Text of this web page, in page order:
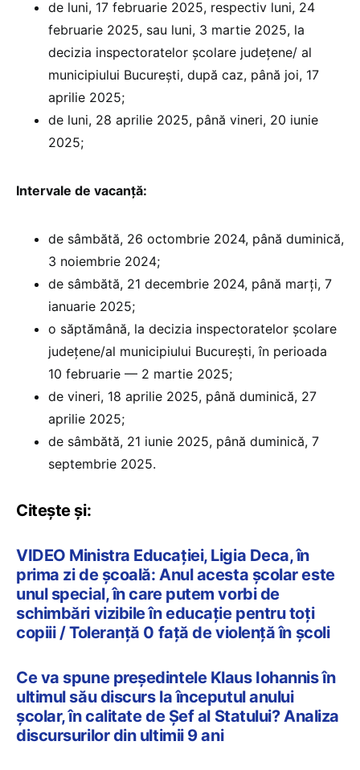
de luni, 17 februarie 2025, respectiv luni, 24
februarie 2025, sau luni, 3 martie 2025, la
decizia inspectoratelor școlare județene/ al
municipiului București, după caz, până joi, 17
aprilie 2025;
de luni, 28 aprilie 2025, până vineri, 20 iunie
2025;
Intervale de vacanță:
de sâmbătă, 26 octombrie 2024, până duminică,
3 noiembrie 2024;
de sâmbătă, 21 decembrie 2024, până marți, 7
ianuarie 2025;
o săptămână, la decizia inspectoratelor școlare
județene/al municipiului București, în perioada
10 februarie — 2 martie 2025;
de vineri, 18 aprilie 2025, până duminică, 27
aprilie 2025;
de sâmbătă, 21 iunie 2025, până duminică, 7
septembrie 2025.
Citește și:
VIDEO Ministra Educației, Ligia Deca, în
prima zi de școală: Anul acesta școlar este
unul special, în care putem vorbi de
schimbări vizibile în educație pentru toți
copiii / Toleranță 0 față de violență în școli
Ce va spune președintele Klaus Iohannis în
ultimul său discurs la începutul anului
școlar, în calitate de Șef al Statului? Analiza
discursurilor din ultimii 9 ani